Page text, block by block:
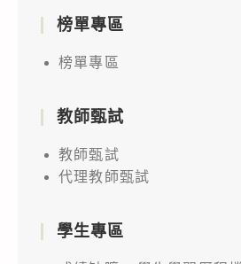
榜單專區
榜單專區
教師甄試
教師甄試
代理教師甄試
學生專區